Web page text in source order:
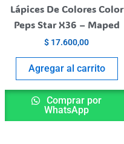
Lápices De Colores Color
Peps Star X36 – Maped
$ 17.600,00
Agregar al carrito
Comprar por
WhatsApp